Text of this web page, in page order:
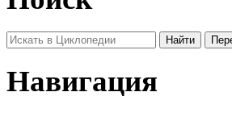
Навигация